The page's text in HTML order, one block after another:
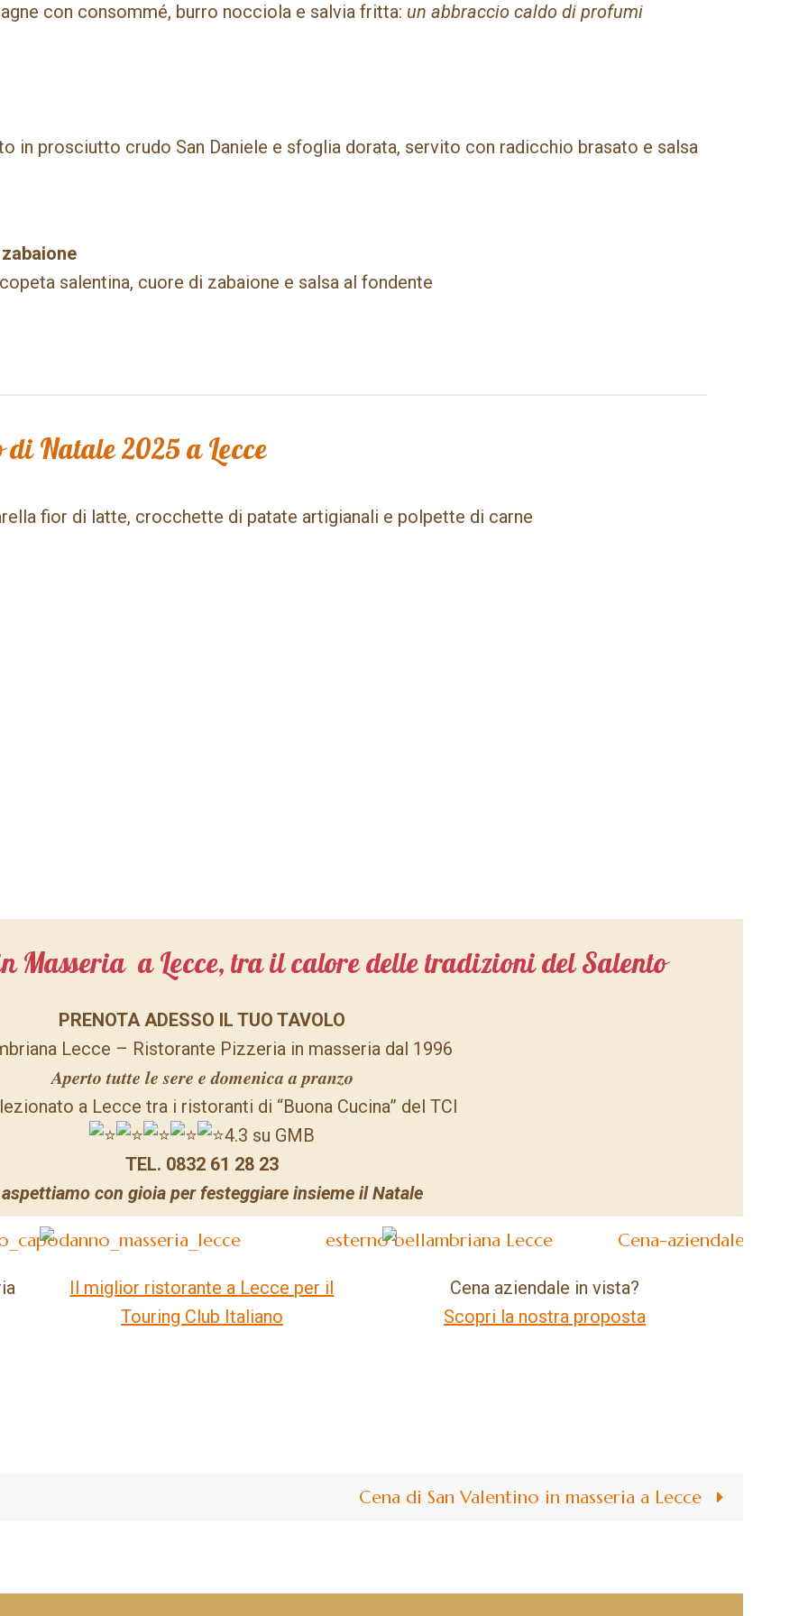
con consommé, burro nocciola e salvia fritta: un abbraccio caldo di profumi
in prosciutto crudo San Daniele e sfoglia dorata, servito con radicchio brasato e salsa
salentina, cuore di zabaione e salsa al fondente
Natale 2025 a Lecce
fior di latte, crocchette di patate artigianali e polpette di carne
Masseria a Lecce, tra il calore delle tradizioni del Salento
PRENOTA ADESSO IL TUO TAVOLO
Lecce – Ristorante Pizzeria in masseria dal 1996
𝑨𝒑𝒆𝒓𝒕𝒐 𝒕𝒖𝒕𝒕𝒆 𝒍𝒆 𝒔𝒆𝒓𝒆 𝒆 𝒅𝒐𝒎𝒆𝒏𝒊𝒄𝒂 𝒂 𝒑𝒓𝒂𝒏𝒛𝒐
a Lecce tra i ristoranti di “Buona Cucina” del TCI
4.3 su GMB
TEL. 0832 61 28 23
con gioia per festeggiare insieme il Natale
Il miglior ristorante a Lecce per il
Touring Club Italiano
Cena aziendale in vista?
Scopri la nostra proposta
Cena di San Valentino in masseria a Lecce